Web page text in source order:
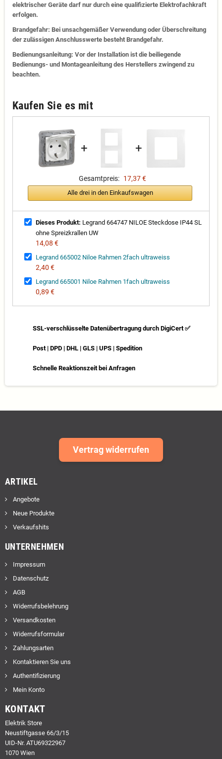
elektrischer Geräte darf nur durch eine qualifizierte Elektrofachkraft
erfolgen.
Brandgefahr: Bei unsachgemäßer Verwendung oder Überschreitung
der zulässigen Anschlusswerte besteht Brandgefahr.
Bedienungsanleitung: Vor der Installation ist die beiliegende
Bedienungs- und Montageanleitung des Herstellers zwingend zu
beachten.
Kaufen Sie es mit
+ +
Gesamtpreis: 17,37 €
Alle drei in den Einkaufswagen
Dieses Produkt: Legrand 664747 NILOE Steckdose IP44 SL
ohne Spreizkrallen UW
14,08 €
Legrand 665002 Niloe Rahmen 2fach ultraweiss
2,40 €
Legrand 665001 Niloe Rahmen 1fach ultraweiss
0,89 €
SSL-verschlüsselte Datenübertragung durch DigiCert ✅
Post | DPD | DHL | GLS | UPS | Spedition
Schnelle Reaktionszeit bei Anfragen
Vertrag widerrufen
ARTIKEL
Angebote
Neue Produkte
Verkaufshits
UNTERNEHMEN
Impressum
Datenschutz
AGB
Widerrufsbelehrung
Versandkosten
Widerrufsformular
Zahlungsarten
Kontaktieren Sie uns
Authentifizierung
Mein Konto
KONTAKT
Elektrik Store
Neustiftgasse 66/3/15
UID-Nr. ATU69322967
1070 Wien